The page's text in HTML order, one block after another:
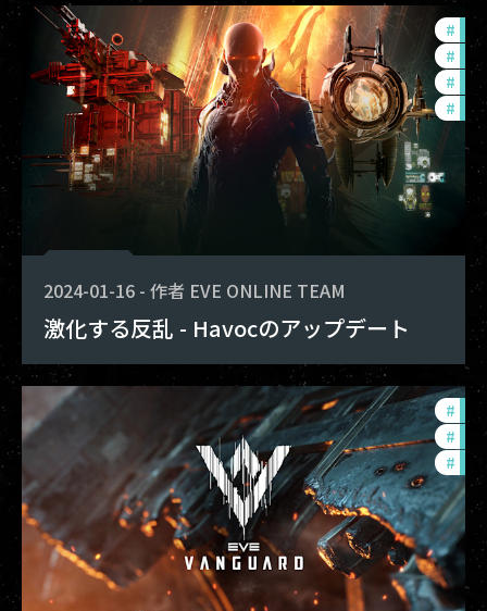
#
#
#
#
2024-01-16 - 作者 EVE ONLINE TEAM
激化する反乱 - Havocのアップデート
#
#
#